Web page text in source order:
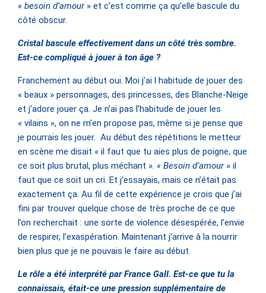
« besoin d’amour» et c’est comme ça qu’elle bascule du
côté obscur.
Cristal bascule effectivement dans un côté très sombre.
Est-ce compliqué à jouer à ton âge ?
Franchement au début oui. Moi j’ai l habitude de jouer des
« beaux » personnages, des princesses, des Blanche-Neige
et j’adore jouer ça. Je n’ai pas l’habitude de jouer les
« vilains », on ne m’en propose pas, même si je pense que
je pourrais les jouer. Au début des répétitions le metteur
en scène me disait « il faut que tu aies plus de poigne, que
ce soit plus brutal, plus méchant ». « Besoin d’amour» il
faut que ce soit un cri. Et j’essayais, mais ce n’était pas
exactement ça. Au fil de cette expérience je crois que j’ai
fini par trouver quelque chose de très proche de ce que
l’on recherchait : une sorte de violence désespérée, l’envie
de respirer, l’exaspération. Maintenant j’arrive à la nourrir
bien plus que je ne pouvais le faire au début.
Le rôle a été interprété par France Gall. Est-ce que tu la
connaissais, était-ce une pression supplémentaire de